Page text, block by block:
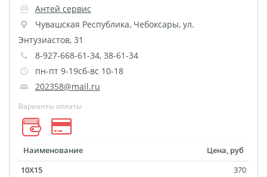
Фото на часах
Фото на подушке
Фото на галстуке
Фото на фартуке
Фото на сумке
Фотомагниты
Фото на тарелке
Фото на кружках
Фото на бейсболке
Антей сервис
Чувашская Республика, Чебоксары, ул.
Энтузиастов, 31
8-927-668-61-34, 38-61-34
пн-пт 9-19сб-вс 10-18
202358@mail.ru
Варианты оплаты
Наименование
Цена, руб
10X15
370